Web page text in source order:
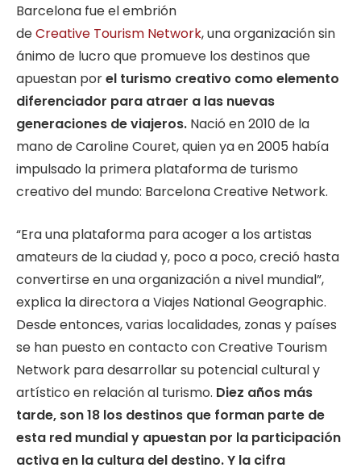
Barcelona fue el embrión
deCreative Tourism Network, una organización sin
ánimo de lucro que promueve los destinos que
apuestan porel turismo creativo como elemento
diferenciador para atraer a las nuevas
generaciones de viajeros. Nació en 2010 de la
mano de Caroline Couret, quien ya en 2005 había
impulsado la primera plataforma de turismo
creativo del mundo: Barcelona Creative Network.
“Era una plataforma para acoger a los artistas
amateurs de la ciudad y, poco a poco, creció hasta
convertirse en una organización a nivel mundial”,
explica la directora a Viajes National Geographic.
Desde entonces, varias localidades, zonas y países
se han puesto en contacto con Creative Tourism
Network para desarrollar su potencial cultural y
artístico en relación al turismo. Diez años más
tarde, son 18 los destinos que forman parte de
esta red mundial y apuestan por la participación
activa en la cultura del destino. Y la cifra